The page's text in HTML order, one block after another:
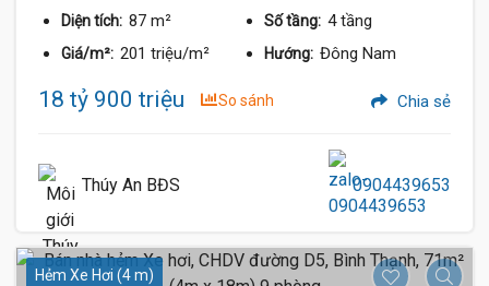
Diện tích: 87 m² Số tầng: 4 tầng
Giá/m²: 201 triệu/m² Hướng: Đông Nam
18 tỷ 900 triệu So sánh Chia sẻ
Thúy An BĐS 0904439653
Hẻm Xe Hơi (4 m)